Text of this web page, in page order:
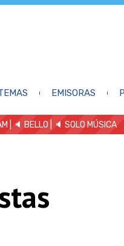
EMISORAS
| 🔈 BELLO 🔈 SOLO MÚSICA